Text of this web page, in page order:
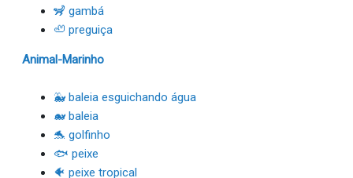
🦨 gambá
🦥 preguiça
Animal-Marinho
🐳 baleia esguichando água
🐋 baleia
🐬 golfinho
🐟 peixe
🐠 peixe tropical